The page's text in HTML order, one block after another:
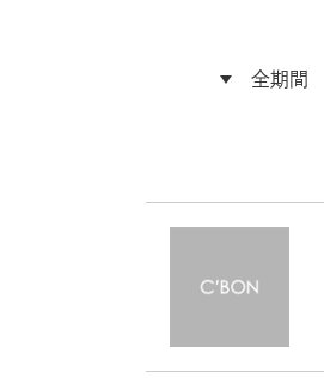
全期間